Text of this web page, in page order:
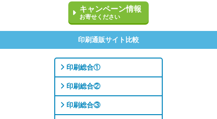
キャンペーン情報
お寄せください
印刷通販サイト比較
印刷総合①
印刷総合②
印刷総合③